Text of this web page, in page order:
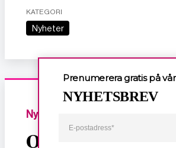
KATEGORI
Nyheter
Nyheter
Om dödligt,
Prenumerera gratis på
NYHETSBREV